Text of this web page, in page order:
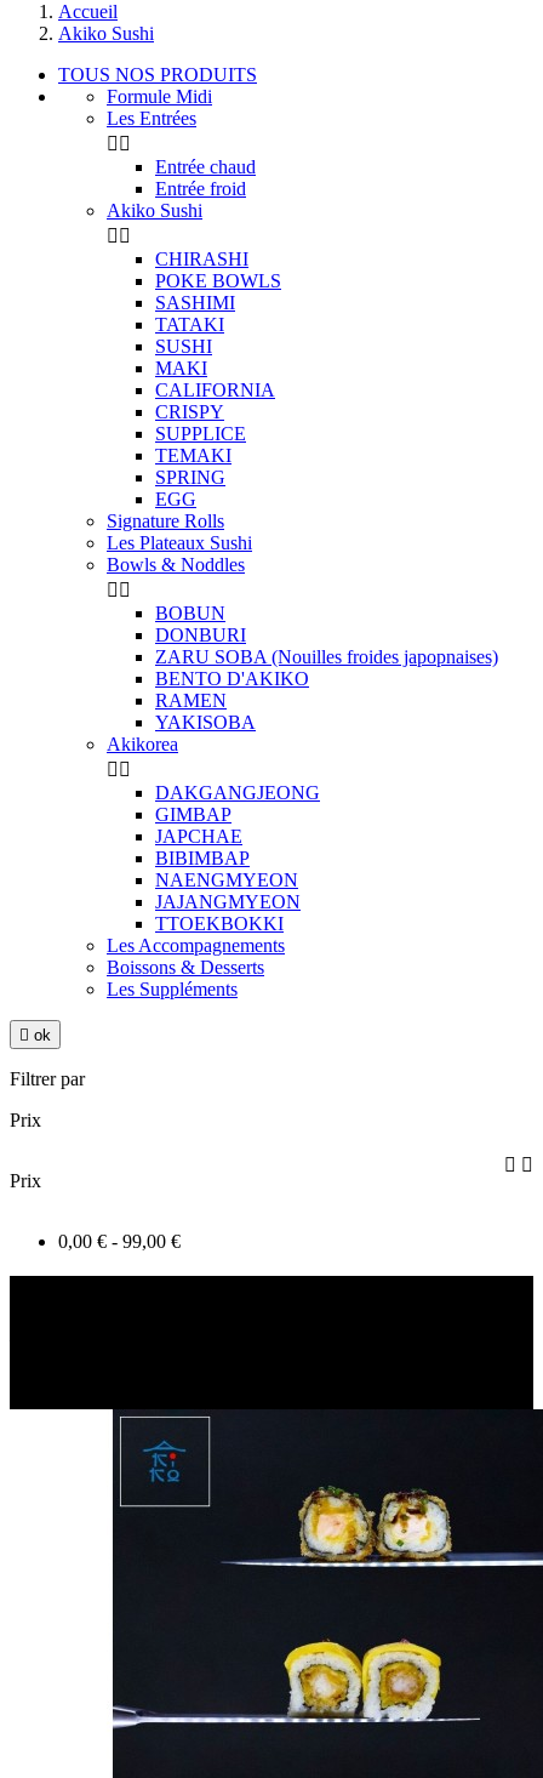
Accueil
Akiko Sushi
TOUS NOS PRODUITS
Formule Midi
Les Entrées
 
Entrée chaud
Entrée froid
Akiko Sushi
 
CHIRASHI
POKE BOWLS
SASHIMI
TATAKI
SUSHI
MAKI
CALIFORNIA
CRISPY
SUPPLICE
TEMAKI
SPRING
EGG
Signature Rolls
Les Plateaux Sushi
Bowls & Noddles
 
BOBUN
DONBURI
ZARU SOBA (Nouilles froides japopnaises)
BENTO D'AKIKO
RAMEN
YAKISOBA
Akikorea
 
DAKGANGJEONG
GIMBAP
JAPCHAE
BIBIMBAP
NAENGMYEON
JAJANGMYEON
TTOEKBOKKI
Les Accompagnements
Boissons & Desserts
Les Suppléments
 ok
Filtrer par
Prix
Prix
 
0,00 € - 99,00 €